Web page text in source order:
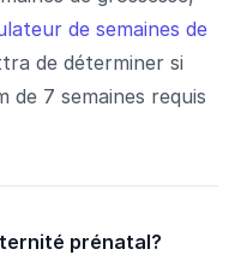
de semaines de
de déterminer si
de 7 semaines requis
prénatal?